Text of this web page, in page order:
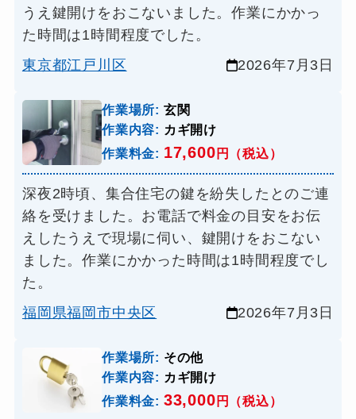
うえ鍵開けをおこないました。作業にかかっ
た時間は1時間程度でした。
東京都江戸川区
2026年7月3日
作業場所: 玄関
作業内容: カギ開け
作業料金: 17,600 円（税込）
深夜2時頃、集合住宅の鍵を紛失したとのご連
絡を受けました。お電話で料金の目安をお伝
えしたうえで現場に伺い、鍵開けをおこない
ました。作業にかかった時間は1時間程度でし
た。
福岡県福岡市中央区
2026年7月3日
作業場所: その他
作業内容: カギ開け
作業料金: 33,000 円（税込）